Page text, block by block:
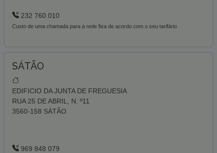
232 760 010
Custo de uma chamada para a rede fixa de acordo com o seu tarifário
SÁTÃO
EDIFICIO DA JUNTA DE FREGUESIA
RUA 25 DE ABRIL, N. º11
3560-158 SÁTÃO
969 848 079